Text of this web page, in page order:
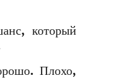
который
Плохо,